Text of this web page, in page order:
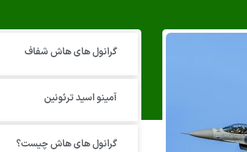
گرانول‌ های هاش شفاف
آمینو اسید ترئونین
گرانول های هاش چیست؟